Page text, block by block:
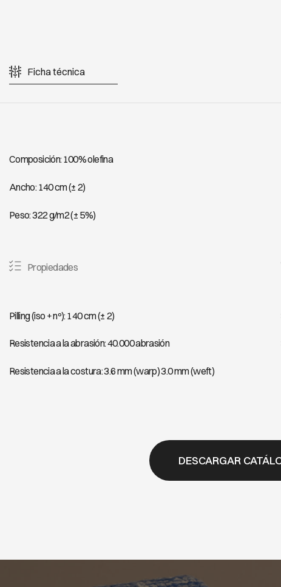
Ficha técnica
Composición: 100% olefina
Ancho: 140 cm (± 2)
Peso: 322 g/m2 (± 5%)
Propiedades
Pilling (iso + nº): 140 cm (± 2)
Resistencia a la abrasión: 40.000 abrasión
Resistencia a la costura: 3.6 mm (warp) 3.0 mm (weft)
DESCARGAR